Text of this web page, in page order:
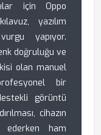
için Oppo
yazılım
yapıyor.
doğruluğu ve
olan manuel
bir
görüntü
cihazın
ederken ham